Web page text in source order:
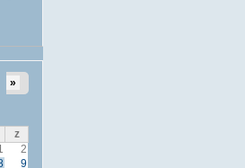
»
z
2
9